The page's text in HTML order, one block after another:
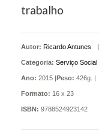
trabalho
Autor: Ricardo Antunes |
Categoria: Serviço Social
Ano: 2015 |Peso: 426g. |
Formato: 16 x 23
ISBN: 9788524923142